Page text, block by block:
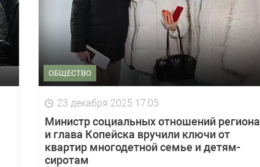
ОБЩЕСТВО
23 декабря 2025 17:05
Министр социальных отношений региона
и глава Копейска вручили ключи от
квартир многодетной семье и детям-
сиротам